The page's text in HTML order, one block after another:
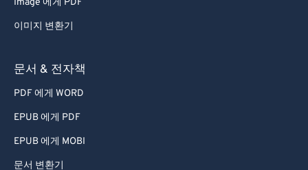
Image 에게 PDF
이미지 변환기
문서 & 전자책
PDF 에게 WORD
EPUB 에게 PDF
EPUB 에게 MOBI
문서 변환기